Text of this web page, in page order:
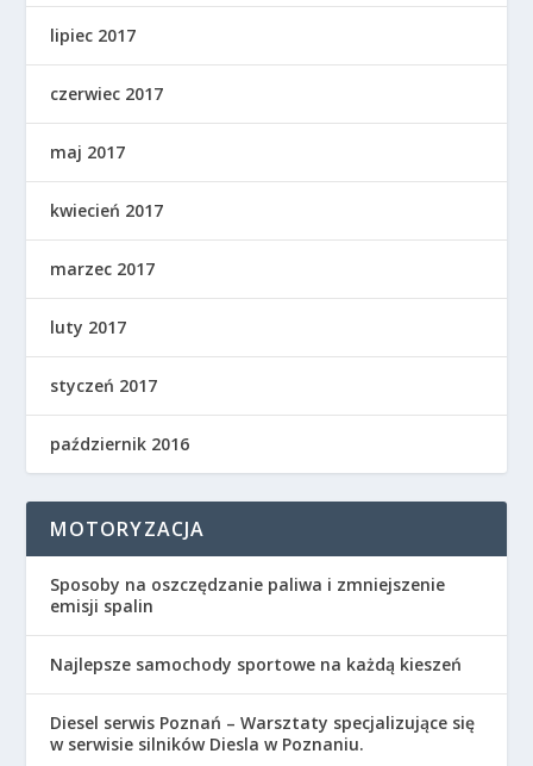
lipiec 2017
czerwiec 2017
maj 2017
kwiecień 2017
marzec 2017
luty 2017
styczeń 2017
październik 2016
MOTORYZACJA
Sposoby na oszczędzanie paliwa i zmniejszenie
emisji spalin
Najlepsze samochody sportowe na każdą kieszeń
Diesel serwis Poznań – Warsztaty specjalizujące się
w serwisie silników Diesla w Poznaniu.